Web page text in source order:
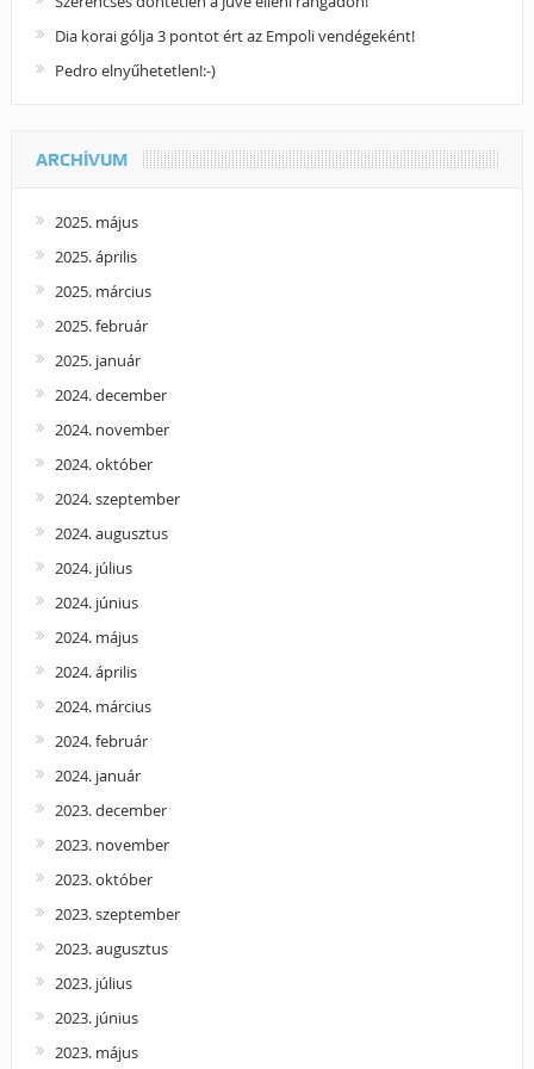
Dia korai gólja 3 pontot ért az Empoli vendégeként!
Pedro elnyűhetetlen!:-)
ARCHÍVUM
2025. május
2025. április
2025. március
2025. február
2025. január
2024. december
2024. november
2024. október
2024. szeptember
2024. augusztus
2024. július
2024. június
2024. május
2024. április
2024. március
2024. február
2024. január
2023. december
2023. november
2023. október
2023. szeptember
2023. augusztus
2023. július
2023. június
2023. május